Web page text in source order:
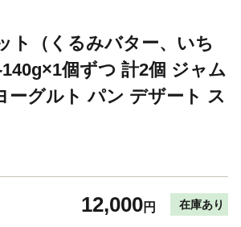
ト（くるみバター、いち
個ずつ 計2個 ジャム
ーグルト パン デザート ス
12,000円 在庫あり